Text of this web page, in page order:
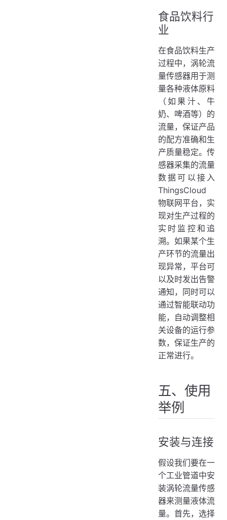
食品饮料行
业
在食品饮料生产
过程中，涡轮流
量传感器用于测
量各种液体原料
（如果汁、牛
奶、啤酒等）的
流量，保证产品
的配方准确和生
产质量稳定。传
感器采集的流量
数据可以接入
ThingsCloud
物联网平台，实
现对生产过程的
实时监控和追
溯。如果某个生
产环节的流量出
现异常，平台可
以及时发出告警
通知，同时可以
通过智能联动功
能，自动调整相
关设备的运行参
数，保证生产的
正常进行。
五、使用
举例
安装与连接
假设我们要在一
个工业管道中安
装涡轮流量传感
器来测量液体流
量。首先，选择